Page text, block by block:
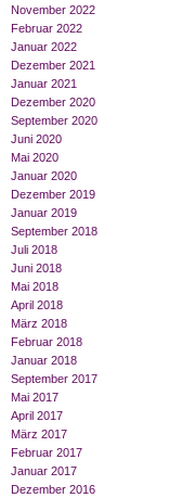
November 2022
Februar 2022
Januar 2022
Dezember 2021
Januar 2021
Dezember 2020
September 2020
Juni 2020
Mai 2020
Januar 2020
Dezember 2019
Januar 2019
September 2018
Juli 2018
Juni 2018
Mai 2018
April 2018
März 2018
Februar 2018
Januar 2018
September 2017
Mai 2017
April 2017
März 2017
Februar 2017
Januar 2017
Dezember 2016